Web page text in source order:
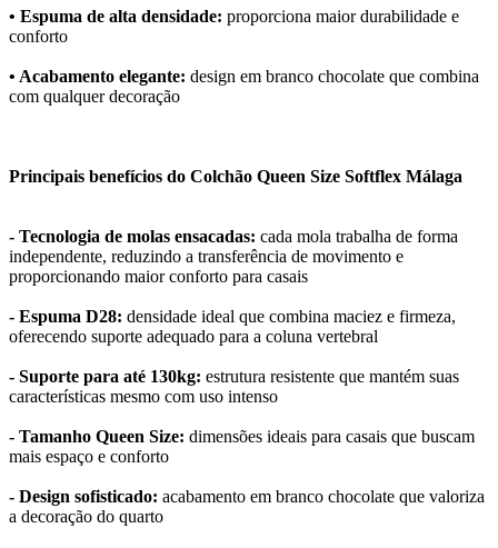
• Espuma de alta densidade: proporciona maior durabilidade e
conforto
• Acabamento elegante: design em branco chocolate que combina
com qualquer decoração
Principais benefícios do Colchão Queen Size Softflex Málaga
- Tecnologia de molas ensacadas: cada mola trabalha de forma
independente, reduzindo a transferência de movimento e
proporcionando maior conforto para casais
- Espuma D28: densidade ideal que combina maciez e firmeza,
oferecendo suporte adequado para a coluna vertebral
- Suporte para até 130kg: estrutura resistente que mantém suas
características mesmo com uso intenso
- Tamanho Queen Size: dimensões ideais para casais que buscam
mais espaço e conforto
- Design sofisticado: acabamento em branco chocolate que valoriza
a decoração do quarto